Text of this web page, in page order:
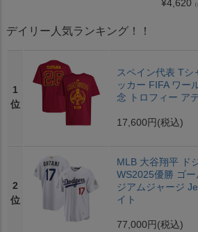
¥4,620
デイリー人気ランキング！！
1
位
スペイン代表 Tシ
ッカー FIFA ワー
念 トロフィー ア
17,600円 (税込)
2
位
MLB 大谷翔平 ド
WS2025優勝 ゴ
ジアムジャージ
イト
77,000円 (税込)